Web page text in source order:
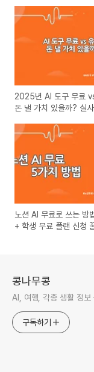
2025년 AI 도구 무료
돈 낼 가치 있을까? 실사
노션 AI 무료로 쓰는 방
+ 학생 무료 플랜 신청
콩나무콩
AI, 여행, 각종 생활 정보
구독하기